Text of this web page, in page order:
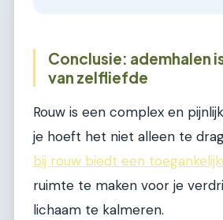
Conclusie: ademhalen
van zelfliefde
Rouw is een complex en
je hoeft het niet alleen te
bij rouw biedt een
ruimte te maken voor je
lichaam te kalmeren.